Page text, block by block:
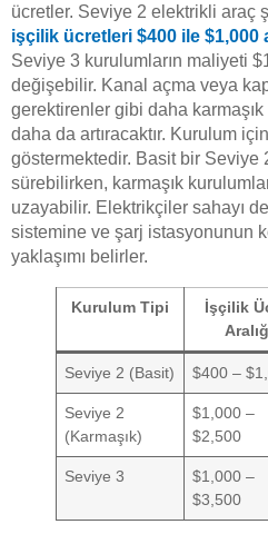
ücretler. Seviye 2 elektrikli araç
işçilik ücretleri $400 ile $1,000
Seviye 3 kurulumların maliyeti
değişebilir. Kanal açma veya
gerektirenler gibi daha
daha da artıracaktır. Kurulum
göstermektedir. Basit bir Seviye
sürebilirken, karmaşık
uzayabilir. Elektrikçiler sahayı
sistemine ve şarj istasyonunun
yaklaşımı belirler.
Kurulum Tipi
İşçilik
Seviye 2 (Basit) $400 –
Seviye 2
(Karmaşık)
$1,000 –
$2,500
Seviye 3
$1,000 –
$3,500